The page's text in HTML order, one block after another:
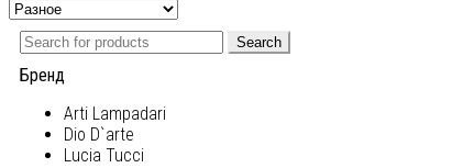
Search
Бренд
Arti Lampadari
Dio D`arte
Lucia Tucci